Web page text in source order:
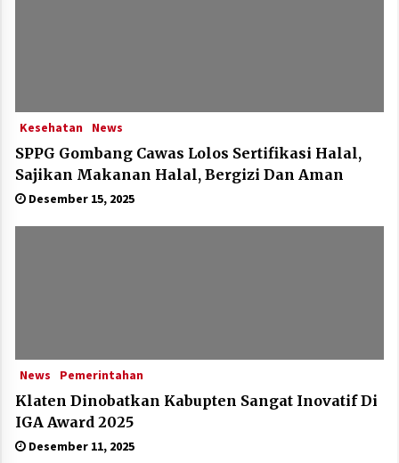
Kesehatan News
SPPG Gombang Cawas Lolos Sertifikasi Halal,
Sajikan Makanan Halal, Bergizi Dan Aman
Desember 15, 2025
News Pemerintahan
Klaten Dinobatkan Kabupten Sangat Inovatif Di
IGA Award 2025
Desember 11, 2025